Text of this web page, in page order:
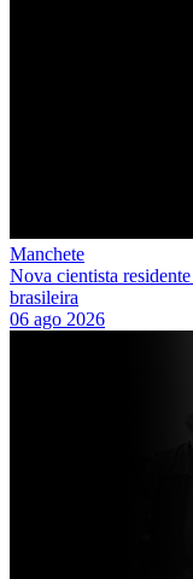
Manchete
Nova cientista
brasileira
06 ago 2026